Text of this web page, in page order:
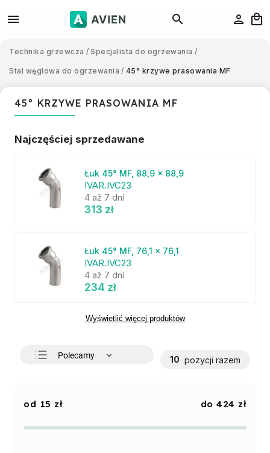
Technika grzewcza / Specjalista do ogrzewania /
Stal węglowa do ogrzewania / 45° krzywe prasowania MF
45° KRZYWE PRASOWANIA MF
Najczęściej sprzedawane
Łuk 45° MF, 88,9 x 88,9
IVAR.IVC23
4 až 7 dní
313 zł
Łuk 45° MF, 76,1 x 76,1
IVAR.IVC23
4 až 7 dní
234 zł
Wyświetlić więcej produktów
Polecamy
Alfabetycznie
10 pozycji razem
15 zł 424 zł